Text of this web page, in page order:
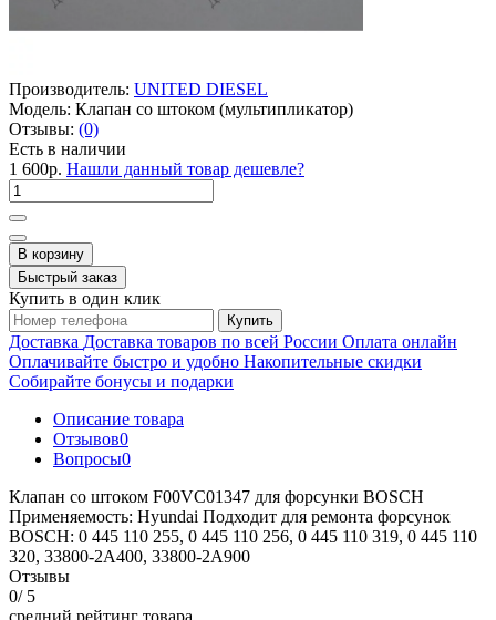
Производитель: UNITED DIESEL
Модель: Клапан со штоком (мультипликатор)
Отзывы: (0)
Есть в наличии
1 600р. Нашли данный товар дешевле?
В корзину
Быстрый заказ
Купить в один клик
Купить
Доставка Доставка товаров по всей России Оплата онлайн
Оплачивайте быстро и удобно Накопительные скидки
Собирайте бонусы и подарки
Описание товара
Отзывов0
Вопросы0
Клапан со штоком F00VC01347 для форсунки BOSCH
Применяемость: Hyundai Подходит для ремонта форсунок
BOSCH: 0 445 110 255, 0 445 110 256, 0 445 110 319, 0 445 110
320, 33800-2А400, 33800-2А900
Отзывы
0/ 5
средний рейтинг товара